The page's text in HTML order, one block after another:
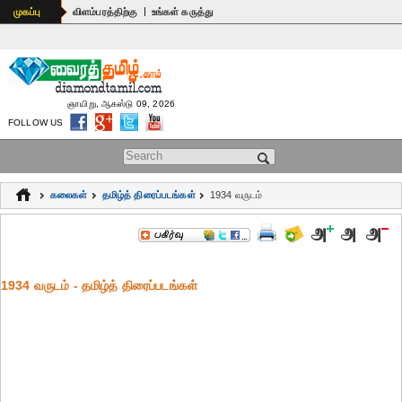
முகப்பு விளம்பரத்திற்கு | உங்கள் கருத்து
Search form
ஞாயிறு, ஆகஸ்டு 09, 2026
FOLLOW US
கலைகள் தமிழ்த் திரைப்படங்கள் 1934 வருடம்
1934 வருடம் - தமிழ்த் திரைப்படங்கள்